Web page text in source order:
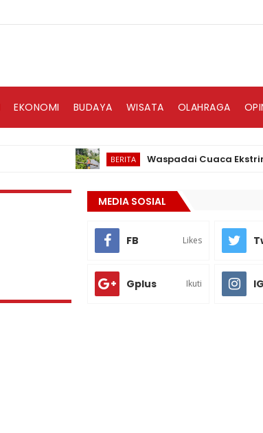
EKONOMI BUDAYA WISATA OLAHRAGA
BERITA Waspadai Cuaca Ekstrim,
MEDIA SOSIAL
FB Likes
Gplus Ikuti IG